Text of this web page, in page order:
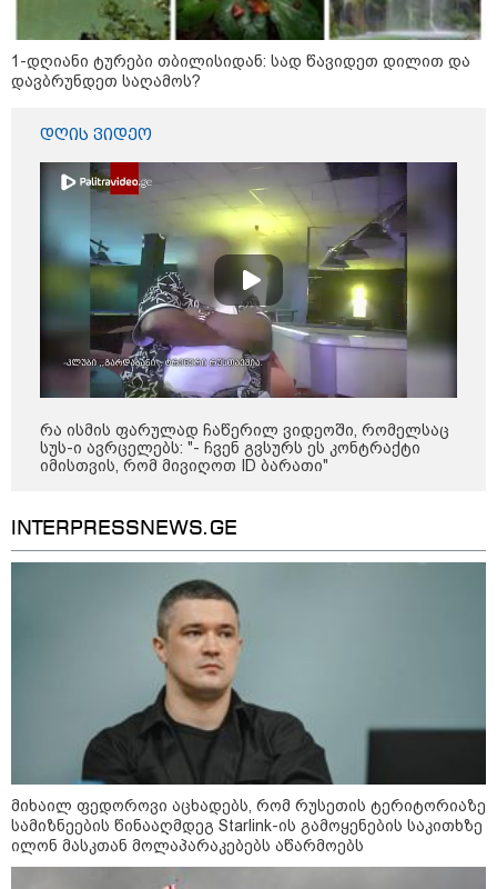
ხარვეზი თუ
არაპროფესიონალიზმი?! -
სანდრო თვალჭრელიძის ანალიზი
ჩაკეტილი „პოლიტიკური
სამკუთხედი“ - კულუარული
თამაშები, რომლებიც დიდი
სისხლის ფასად ჯდება
„ოქტომბრისთვის საქართველოს
„ორ სკამზე ჯდომის“
შესაძლებლობა შეიძლება
დასრულდეს“ - მირიან
ჯარისკაცი, რომელიც 29 წელი
იბრძოდა, რადგან ომის
დამთავრების არ სჯეროდა...
მეცნიერება
1-დღიანი ტურები თბილისიდან: სად წავიდეთ დილით და
დავბრუნდეთ საღამოს?
დღის ვიდეო
რა ისმის ფარულად ჩაწერილ ვიდეოში, რომელსაც
სუს-ი ავრცელებს: "- ჩვენ გვსურს ეს კონტრაქტი
იმისთვის, რომ მივიღოთ ID ბარათი"
INTERPRESSNEWS.GE
მიხაილ ფედოროვი აცხადებს, რომ რუსეთის ტერიტორიაზე
სამიზნეების წინააღმდეგ Starlink-ის გამოყენების საკითხზე
ილონ მასკთან მოლაპარაკებებს აწარმოებს